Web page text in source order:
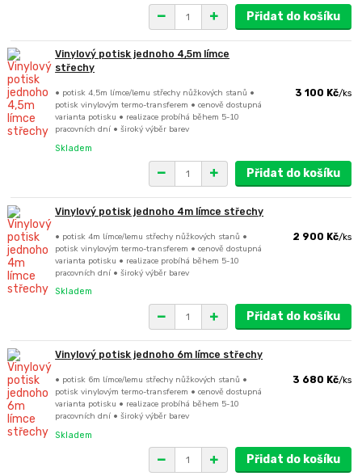
Přidat do košíku
Vinylový potisk jednoho 4,5m límce
střechy
• potisk 4,5m límce/lemu střechy nůžkových stanů •
potisk vinylovým termo-transferem • cenově dostupná
varianta potisku • realizace probíhá během 5-10
pracovních dní • široký výběr barev
3 100 Kč/ks
Skladem
Přidat do košíku
Vinylový potisk jednoho 4m límce střechy
• potisk 4m límce/lemu střechy nůžkových stanů •
potisk vinylovým termo-transferem • cenově dostupná
varianta potisku • realizace probíhá během 5-10
pracovních dní • široký výběr barev
2 900 Kč/ks
Skladem
Přidat do košíku
Vinylový potisk jednoho 6m límce střechy
• potisk 6m límce/lemu střechy nůžkových stanů •
potisk vinylovým termo-transferem • cenově dostupná
varianta potisku • realizace probíhá během 5-10
pracovních dní • široký výběr barev
3 680 Kč/ks
Skladem
Přidat do košíku